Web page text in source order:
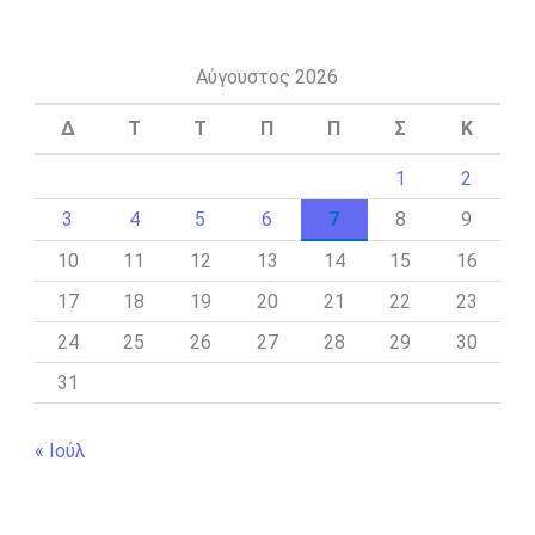
Αύγουστος 2026
Δ Τ Τ Π Π Σ Κ
1
2
3
4 5 6 7 8
9
10
11 12 13 14 15
16
17
18 19 20 21 22
23
24
25 26 27 28 29
30
31
« Ιούλ